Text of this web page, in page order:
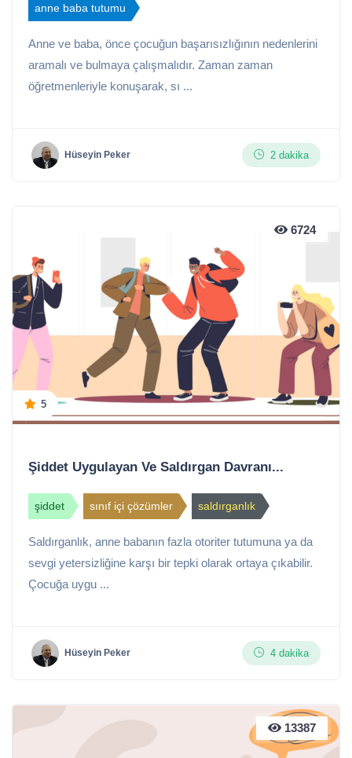
anne baba tutumu
Anne ve baba, önce çocuğun başarısızlığının nedenlerini
aramalı ve bulmaya çalışmalıdır. Zaman zaman
öğretmenleriyle konuşarak, sı ...
Hüseyin Peker 2 dakika
6724
5
Şiddet Uygulayan Ve Saldırgan Davranı...
şiddet sınıf içi çözümler saldırganlık
Saldırganlık, anne babanın fazla otoriter tutumuna ya da
sevgi yetersizliğine karşı bir tepki olarak ortaya çıkabilir.
Çocuğa uygu ...
Hüseyin Peker 4 dakika
13387